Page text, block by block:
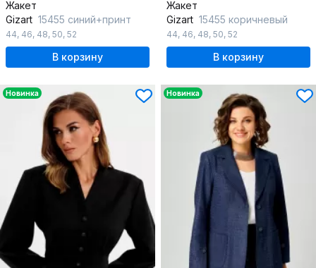
Жакет
Gizart 15455 синий+принт
44, 46, 48, 50, 52
В корзину
Жакет
Gizart 15455 коричневый
44, 46, 48, 50, 52
В корзину
Новинка Новинка